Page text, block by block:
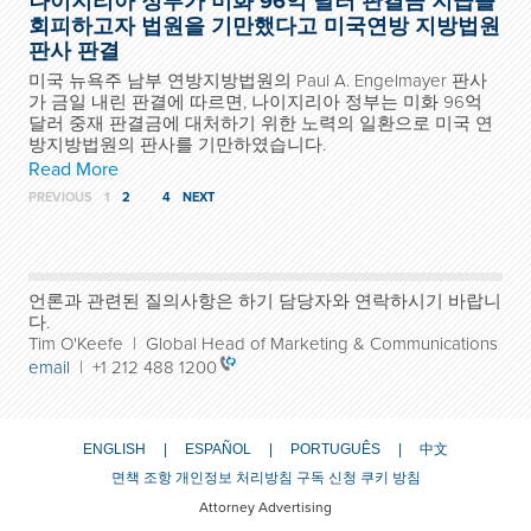
회피하고자 법원을 기만했다고 미국연방 지방법원
판사 판결
미국 뉴욕주 남부 연방지방법원의 Paul A. Engelmayer 판사
가 금일 내린 판결에 따르면, 나이지리아 정부는 미화 96억
달러 중재 판결금에 대처하기 위한 노력의 일환으로 미국 연
방지방법원의 판사를 기만하였습니다.
Read More
PREVIOUS 1 2 … 4 NEXT
언론과 관련된 질의사항은 하기 담당자와 연락하시기 바랍니
다.
Tim O'Keefe | Global Head of Marketing & Communications
email | +1 212 488 1200
ENGLISH ESPAÑOL PORTUGUÊS
中文
면책 조항 개인정보 처리방침 구독 신청 쿠키 방침
Attorney Advertising